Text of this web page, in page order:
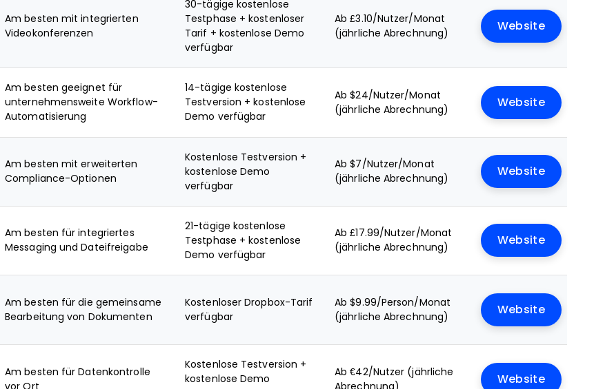
Am besten mit integrierten
Videokonferenzen
30-tägige kostenlose
Testphase + kostenloser
Tarif + kostenlose Demo
verfügbar
Ab £3.10/Nutzer/Monat
(jährliche Abrechnung)
Website
Am besten geeignet für
unternehmensweite Workflow-
Automatisierung
14-tägige kostenlose
Testversion + kostenlose
Demo verfügbar
Ab $24/Nutzer/Monat
(jährliche Abrechnung)
Website
Am besten mit erweiterten
Compliance-Optionen
Kostenlose Testversion +
kostenlose Demo
verfügbar
Ab $7/Nutzer/Monat
(jährliche Abrechnung)
Website
Am besten für integriertes
Messaging und Dateifreigabe
21-tägige kostenlose
Testphase + kostenlose
Demo verfügbar
Ab £17.99/Nutzer/Monat
(jährliche Abrechnung)
Website
Am besten für die gemeinsame
Bearbeitung von Dokumenten
Kostenloser Dropbox-Tarif
verfügbar
Ab $9.99/Person/Monat
(jährliche Abrechnung)
Website
Am besten für Datenkontrolle
vor Ort
Kostenlose Testversion +
kostenlose Demo
Ab €42/Nutzer (jährliche
Abrechnung)
Website